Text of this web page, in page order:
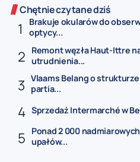
Chętnie czytane dziś
Brakuje okularów do
optycy...
Remont węzła Haut-Ittre
utrudnienia...
Vlaams Belang o
partia...
Sprzedaż Intermarché w
Ponad 2 000
upałów...